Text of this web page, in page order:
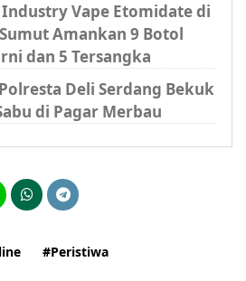
Vape Etomidate di
Amankan 9 Botol
dan 5 Tersangka
Deli Serdang Bekuk
di Pagar Merbau
#Peristiwa